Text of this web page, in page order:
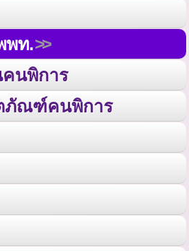
พท.
นพิการ
ภัณฑ์คนพิการ